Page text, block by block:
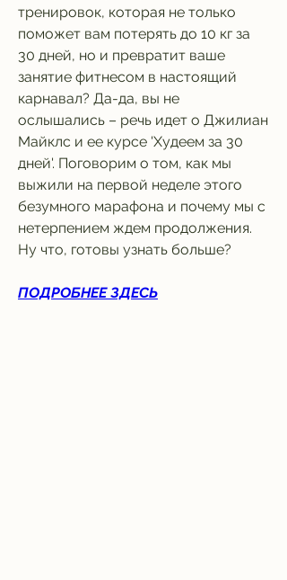
тренировок, которая не только
поможет вам потерять до 10 кг за
30 дней, но и превратит ваше
занятие фитнесом в настоящий
карнавал? Да-да, вы не
ослышались – речь идет о Джилиан
Майклс и ее курсе 'Худеем за 30
дней'. Поговорим о том, как мы
выжили на первой неделе этого
безумного марафона и почему мы с
нетерпением ждем продолжения.
Ну что, готовы узнать больше?
ПОДРОБНЕЕ ЗДЕСЬ